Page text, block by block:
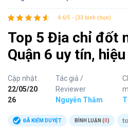
4.6/5 - (33 bình chọn)
Top 5 Địa chỉ đốt
Quận 6 uy tín,
Cập nhật
22/05/20
26
Tác giả /
Reviewer
Nguyễn Thắm
ĐÃ KIỂM DUYỆT BÌNH LUẬN (0)